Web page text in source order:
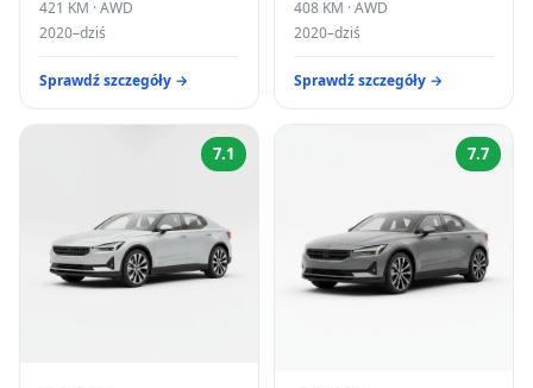
421 KM · AWD
2020–dziś
Sprawdź szczegóły →
408 KM · AWD
2020–dziś
Sprawdź szczegóły →
7.1 7.7